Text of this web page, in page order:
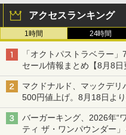
アクセスランキング
1時間 24時間
「オクトパストラベラー
セール情報まとめ【8月8日
ニンテンドーeショップで
マクドナルド、マックデ
500円値上げ。8月18日よ
バーガーキング、2026年“
ティ ザ・ワンパウンダー